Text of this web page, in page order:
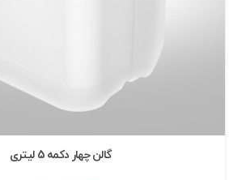
گالن چهار دكمه 5 ليتری